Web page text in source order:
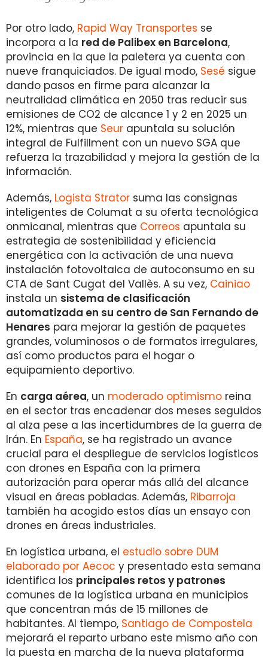
Por otro lado, Rapid Way Transportes se
incorpora a la red de Palibex en Barcelona,
provincia en la que la paletera ya cuenta con
nueve franquiciados. De igual modo, Sesé sigue
dando pasos en firme para alcanzar la
neutralidad climática en 2050 tras reducir sus
emisiones de CO2 de alcance 1 y 2 en 2025 un
12%, mientras que Seur apuntala su solución
integral de Fulfillment con un nuevo SGA que
refuerza la trazabilidad y mejora la gestión de la
información.
Además, Logista Strator suma las consignas
inteligentes de Columat a su oferta tecnológica
onmicanal, mientras que Correos apuntala su
estrategia de sostenibilidad y eficiencia
energética con la activación de una nueva
instalación fotovoltaica de autoconsumo en su
CTA de Sant Cugat del Vallès. A su vez, Cainiao
instala un sistema de clasificación
automatizada en su centro de San Fernando de
Henares para mejorar la gestión de paquetes
grandes, voluminosos o de formatos irregulares,
así como productos para el hogar o
equipamiento deportivo.
En carga aérea, un moderado optimismo reina
en el sector tras encadenar dos meses seguidos
al alza pese a las incertidumbres de la guerra de
Irán. En España, se ha registrado un avance
crucial para el despliegue de servicios logísticos
con drones en España con la primera
autorización para operar más allá del alcance
visual en áreas pobladas. Además, Ribarroja
también ha acogido estos días un ensayo con
drones en áreas industriales.
En logística urbana, el estudio sobre DUM
elaborado por Aecoc y presentado esta semana
identifica los principales retos y patrones
comunes de la logística urbana en municipios
que concentran más de 15 millones de
habitantes. Al tiempo, Santiago de Compostela
mejorará el reparto urbano este mismo año con
la puesta en marcha de la nueva plataforma